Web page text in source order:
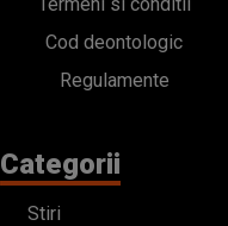
Cod deontologic
Regulamente
Categorii
Stiri